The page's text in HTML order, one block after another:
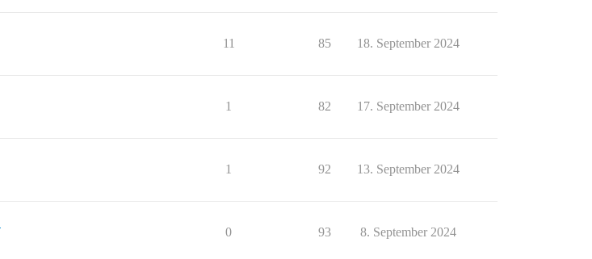
11 85 18. September 2024
1 82 17. September 2024
1 92 13. September 2024
0 93 8. September 2024